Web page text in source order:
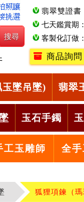
翡翠雙證書
七天鑑賞期
客製化訂做
商品詢問
墜吊墜) 翡翠
玉石手鐲
工玉雕師 全
狐狸項鍊（